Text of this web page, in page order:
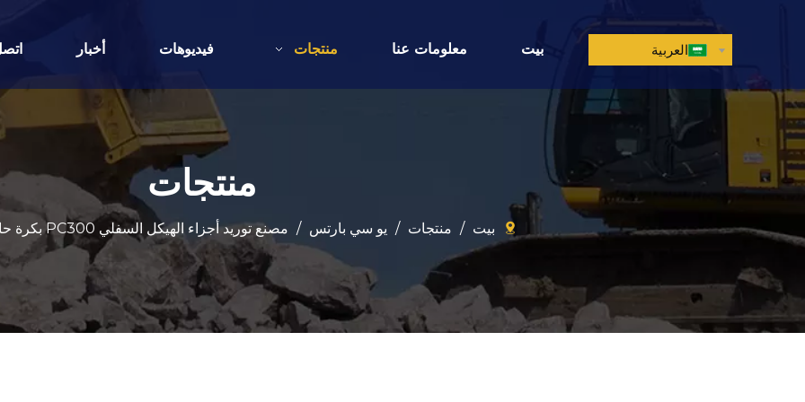
بيت معلومات عنا منتجات فيديوهات أخبار العربية
منتجات
بيت / منتجات / يو سي بارتس / مصنع توريد أجزاء الهيكل السفلي PC300 بكرة حامل العجلة المسننة